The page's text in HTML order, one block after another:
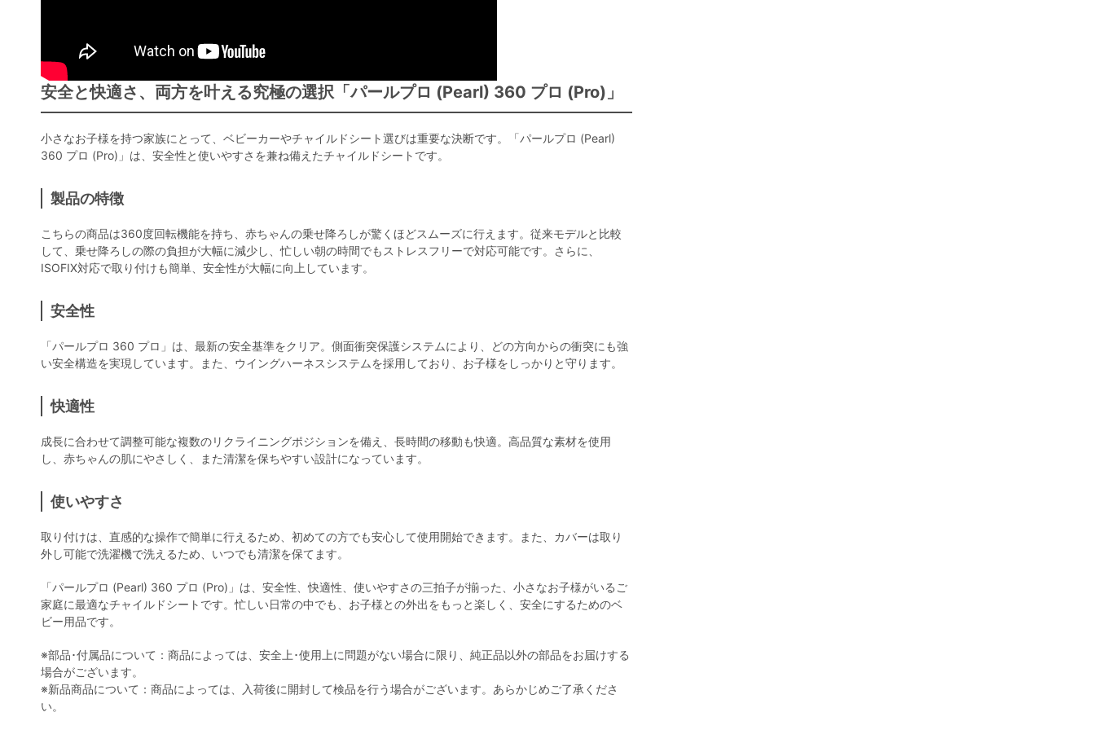
安全と快適さ、両方を叶える究極の選択「パールプロ (Pearl) 360 プロ (Pro)」
小さなお子様を持つ家族にとって、ベビーカーやチャイルドシート選びは重要な決断です。「パールプロ (Pearl)
360 プロ (Pro)」は、安全性と使いやすさを兼ね備えたチャイルドシートです。
製品の特徴
こちらの商品は360度回転機能を持ち、赤ちゃんの乗せ降ろしが驚くほどスムーズに行えます。従来モデルと比較
して、乗せ降ろしの際の負担が大幅に減少し、忙しい朝の時間でもストレスフリーで対応可能です。さらに、
ISOFIX対応で取り付けも簡単、安全性が大幅に向上しています。
安全性
「パールプロ 360 プロ」は、最新の安全基準をクリア。側面衝突保護システムにより、どの方向からの衝突にも強
い安全構造を実現しています。また、ウイングハーネスシステムを採用しており、お子様をしっかりと守ります。
快適性
成長に合わせて調整可能な複数のリクライニングポジションを備え、長時間の移動も快適。高品質な素材を使用
し、赤ちゃんの肌にやさしく、また清潔を保ちやすい設計になっています。
使いやすさ
取り付けは、直感的な操作で簡単に行えるため、初めての方でも安心して使用開始できます。また、カバーは取り
外し可能で洗濯機で洗えるため、いつでも清潔を保てます。
「パールプロ (Pearl) 360 プロ (Pro)」は、安全性、快適性、使いやすさの三拍子が揃った、小さなお子様がいるご
家庭に最適なチャイルドシートです。忙しい日常の中でも、お子様との外出をもっと楽しく、安全にするためのベ
ビー用品です。
※部品･付属品について：商品によっては、安全上･使用上に問題がない場合に限り、純正品以外の部品をお届けする
場合がございます。
※新品商品について：商品によっては、入荷後に開封して検品を行う場合がございます。あらかじめご了承くださ
い。